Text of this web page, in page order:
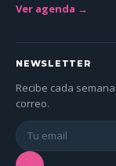
Ver agenda →
NEWSLETTER
Recibe cada
correo.